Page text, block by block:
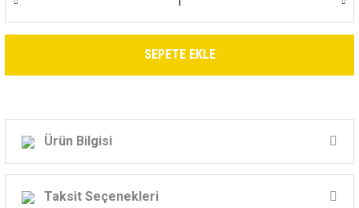
SEPETE EKLE
Ürün Bilgisi
Ebara Yatay Milli Monoblok Paslanmaz Çelik Santrifüj
Pompaları
Taksit Seçenekleri